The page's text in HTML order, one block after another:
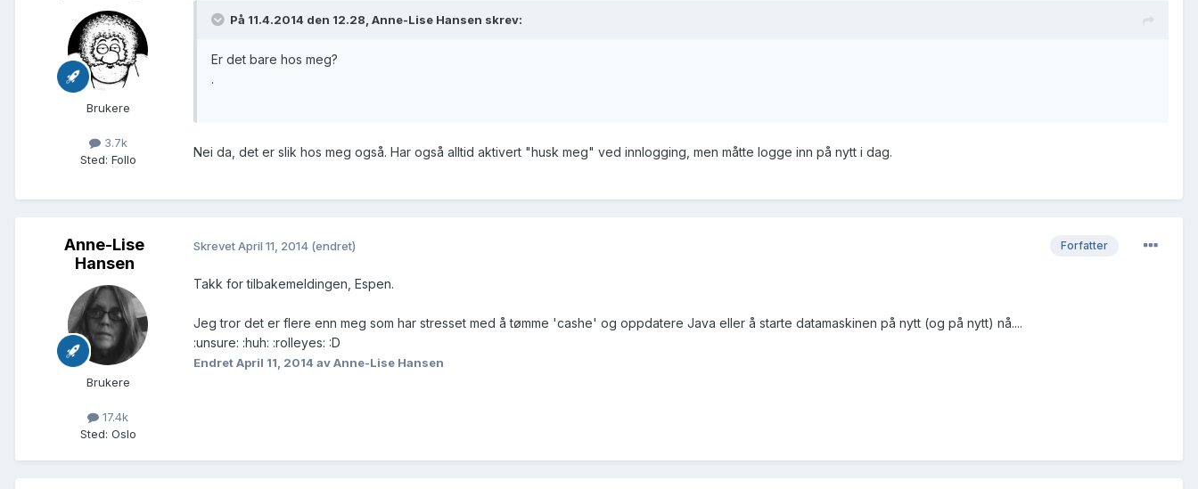
Brukere
3.7k
Sted: Follo
På 11.4.2014 den 12.28, Anne-Lise Hansen skrev:
Er det bare hos meg?
.
Nei da, det er slik hos meg også. Har også alltid aktivert "husk meg" ved innlogging, men måtte logge inn på nytt i dag.
Anne-Lise
Hansen
Brukere
17.4k
Sted: Oslo
Forfatter
SkrevetApril 11, 2014 (endret)
Takk for tilbakemeldingen, Espen.
Jeg tror det er flere enn meg som har stresset med å tømme 'cashe' og oppdatere Java eller å starte datamaskinen på nytt (og på nytt) nå....
:unsure: :huh: :rolleyes: :D
EndretApril 11, 2014 av Anne-Lise Hansen